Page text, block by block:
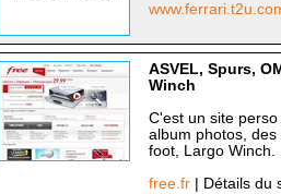
ASVEL, Spurs,
Winch
C'est un site
album photos,
foot, Largo Winch.
free.fr
| Détails du